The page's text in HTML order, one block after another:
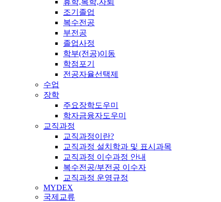
조기졸업
복수전공
부전공
졸업사정
학부(전공)이동
학점포기
전공자율선택제
수업
장학
주요장학도우미
학자금융자도우미
교직과정
교직과정이란?
교직과정 설치학과 및 표시과목
교직과정 이수과정 안내
복수전공/부전공 이수자
교직과정 운영규정
MYDEX
국제교류